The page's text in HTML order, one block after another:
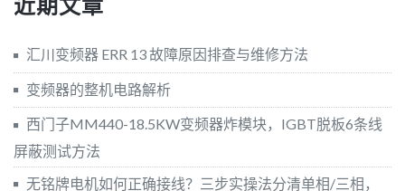
近期文章
汇川变频器 ERR 13 故障原因排查与维修方法
变频器的整机电路解析
西门子MM440-18.5KW变频器炸模块，IGBT脱板6条线
屏蔽测试方法
无铭牌电机如何正确接线？三步实操法分清单相/三相，